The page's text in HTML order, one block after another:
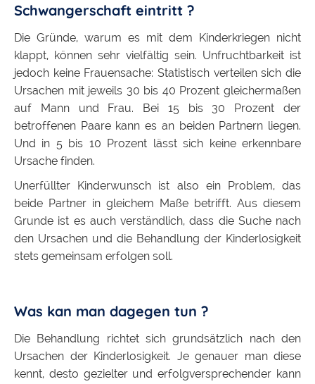
Schwangerschaft eintritt ?
Die Gründe, warum es mit dem Kinderkriegen nicht
klappt, können sehr vielfältig sein. Unfruchtbarkeit ist
jedoch keine Frauensache: Statistisch verteilen sich die
Ursachen mit jeweils 30 bis 40 Prozent gleichermaßen
auf Mann und Frau. Bei 15 bis 30 Prozent der
betroffenen Paare kann es an beiden Partnern liegen.
Und in 5 bis 10 Prozent lässt sich keine erkennbare
Ursache finden.
Unerfüllter Kinderwunsch ist also ein Problem, das
beide Partner in gleichem Maße betrifft. Aus diesem
Grunde ist es auch verständlich, dass die Suche nach
den Ursachen und die Behandlung der Kinderlosigkeit
stets gemeinsam erfolgen soll.
Was kan man dagegen tun ?
Die Behandlung richtet sich grundsätzlich nach den
Ursachen der Kinderlosigkeit. Je genauer man diese
kennt, desto gezielter und erfolgversprechender kann